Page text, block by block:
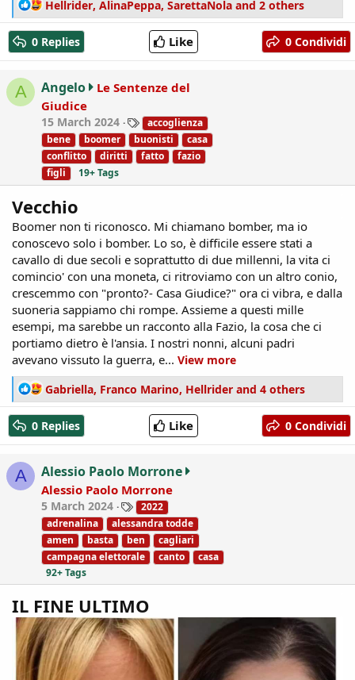
R
e
a
c
t
i
o
n
s
Hellrider, AlinaPeppa, SarettaNola and 2 others
0 Replies Like 0 Condividi
A Angelo
Le Sentenze del
Giudice
15 March 2024
T
a
g
s
accoglienza
bene
boomer buonisti
casa
conflitto
diritti fatto
fazio
figli
19+ Tags
Vecchio
Boomer non ti riconosco. Mi chiamano bomber, ma io
conoscevo solo i bomber. Lo so, è difficile essere stati a
cavallo di due secoli e soprattutto di due millenni, la vita ci
comincio' con una moneta, ci ritroviamo con un altro conio,
crescemmo con "pronto?- Casa Giudice?" ora ci vibra, e dalla
suoneria sappiamo chi rompe. Assieme a questi mille
esempi, ma sarebbe un racconto alla Fazio, la cosa che ci
portiamo dietro è l'ansia. I nostri nonni, alcuni padri
avevano vissuto la guerra, e... View more
R
e
a
c
t
i
o
n
s
:
Gabriella, Franco Marino, Hellrider and 4 others
0 Replies Like 0 Condividi
A Alessio Paolo Morrone
Alessio Paolo Morrone
5 March 2024
T
a
g
s
2022
adrenalina
alessandra todde
amen
basta ben
cagliari
campagna elettorale
canto
casa
92+ Tags
IL FINE ULTIMO